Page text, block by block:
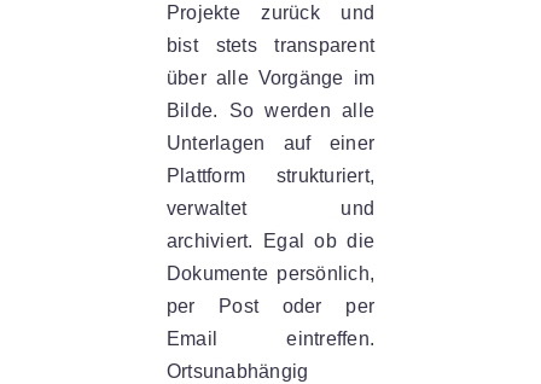
Projekte zurück und
bist stets transparent
über alle Vorgänge im
Bilde. So werden alle
Unterlagen auf einer
Plattform strukturiert,
verwaltet und
archiviert. Egal ob die
Dokumente persönlich,
per Post oder per
Email eintreffen.
Ortsunabhängig